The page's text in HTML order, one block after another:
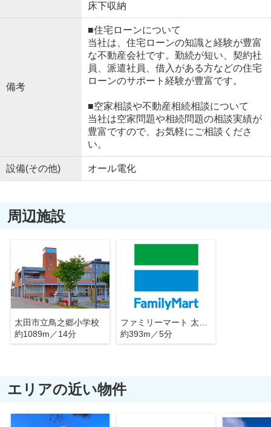
床下収納
備考
■住宅ローンについて
当社は、住宅ローンの知識と経験が豊富
な不動産会社です。勤続が短い、契約社
員、派遣社員、借入がある方などの住宅
ローンのサポート経験が豊富です。
■空家相談や不動産相続相談について
当社は空家問題や相続問題の相談実績が
豊富ですので、お気軽にご相談くださ
い。
設備(その他) オール電化
周辺施設
太田市立鳥之郷小学校
約1089m／14分
約393m／5分
エリアの近い物件